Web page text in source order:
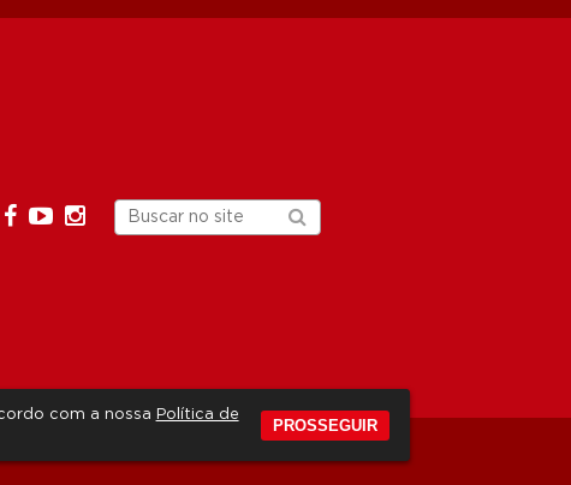
com a nossa Política de
PROSSEGUIR